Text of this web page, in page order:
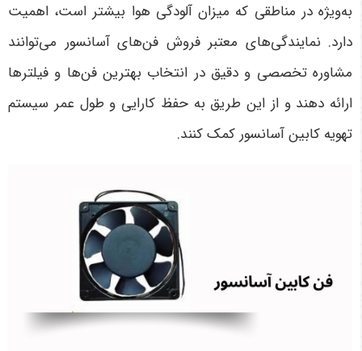
به‌ویژه در مناطقی که میزان آلودگی هوا بیشتر است، اهمیت
دارد. نمایندگی‌های معتبر فروش فن‌های آسانسور می‌توانند
مشاوره تخصصی و دقیق در انتخاب بهترین فن‌ها و فیلترها
ارائه دهند و از این طریق به حفظ کارایی و طول عمر سیستم
تهویه کابین آسانسور کمک کنند.